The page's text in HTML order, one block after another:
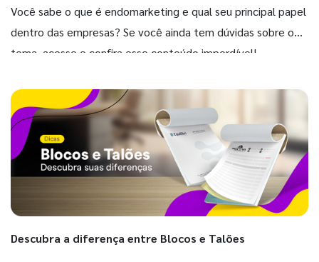
Você sabe o que é endomarketing e qual seu principal papel
dentro das empresas? Se você ainda tem dúvidas sobre o
tema, acesse e confira esse conteúdo imperdível!
Descubra a diferença entre Blocos e Talões